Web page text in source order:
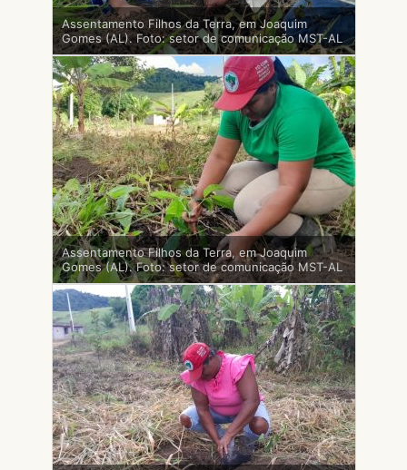
Assentamento Filhos da Terra, em Joaquim
Gomes (AL). Foto: setor de comunicação MST-AL
Assentamento Filhos da Terra, em Joaquim
Gomes (AL). Foto: setor de comunicação MST-AL